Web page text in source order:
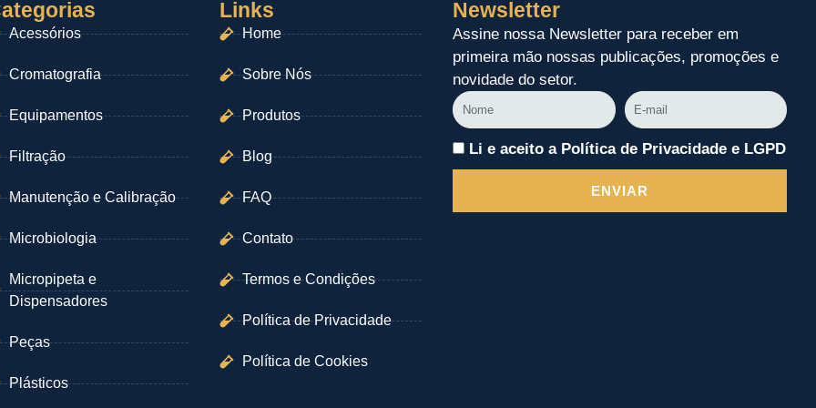
Acessórios
Cromatografia
Equipamentos
Filtração
Manutenção e Calibração
Microbiologia
Micropipeta e
Dispensadores
Peças
Plásticos
Links
Home
Sobre Nós
Produtos
Blog
FAQ
Contato
Termos e Condições
Política de Privacidade
Política de Cookies
Newsletter
Assine nossa Newsletter para receber em
primeira mão nossas publicações, promoções e
novidade do setor.
Nome
E-
mail
Li e aceito a Política de Privacidade e LGPD
ENVIAR